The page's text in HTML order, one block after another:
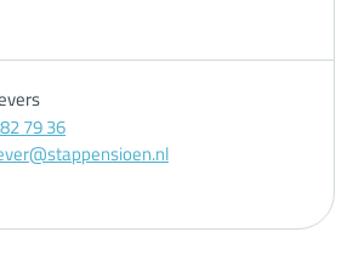
79 36